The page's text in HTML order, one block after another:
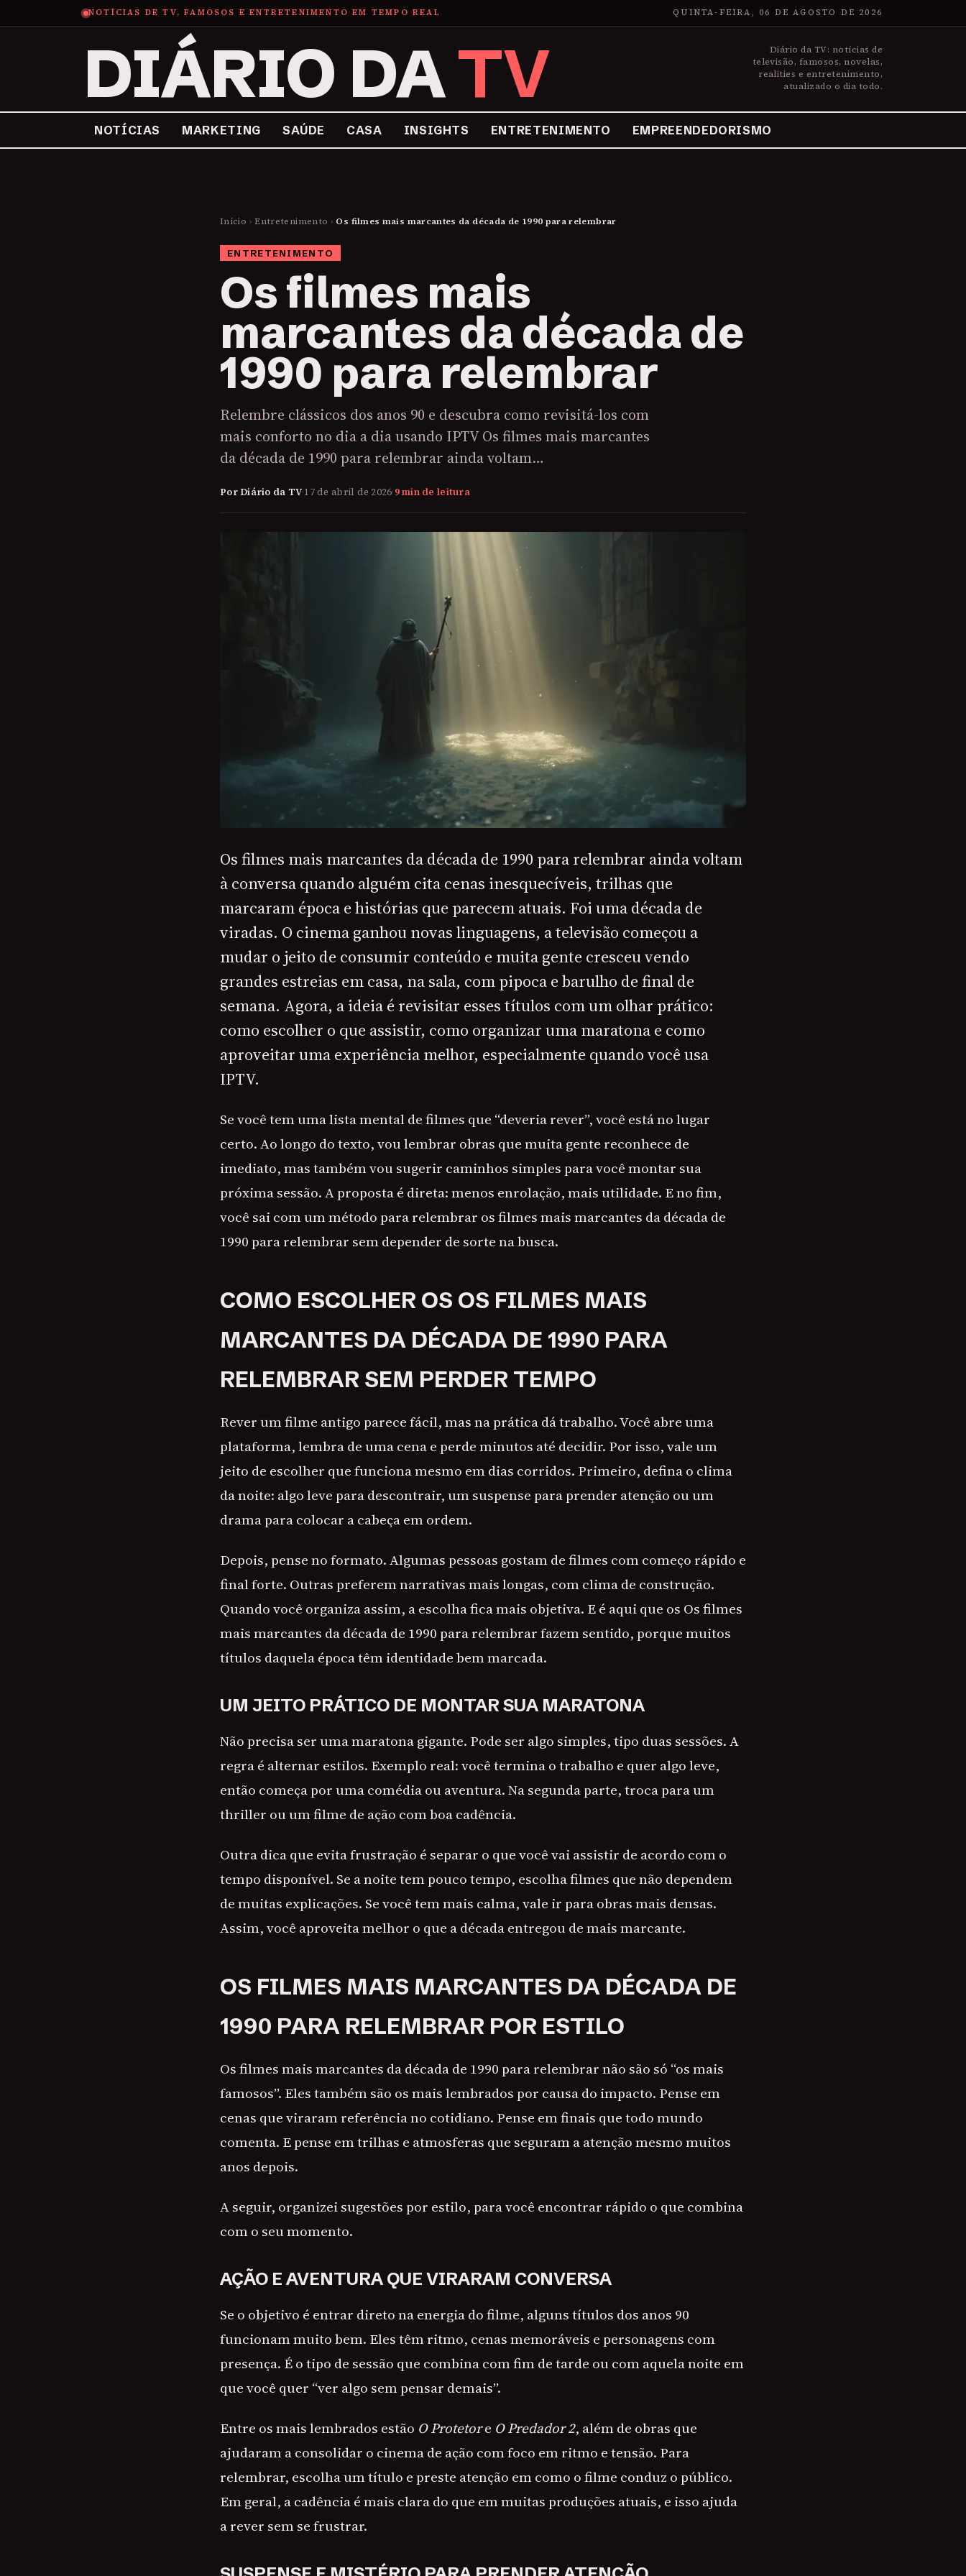
NOTÍCIAS DE TV, FAMOSOS E ENTRETENIMENTO EM TEMPO REAL QUINTA-FEIRA, 06 DE AGOSTO DE 2026
DIÁRIO DATV
Diário da TV: notícias de
televisão, famosos, novelas,
realities e entretenimento,
atualizado o dia todo.
NOTÍCIAS MARKETING SAÚDE CASA INSIGHTS ENTRETENIMENTO EMPREENDEDORISMO
Início › Entretenimento › Os filmes mais marcantes da década de 1990 para relembrar
ENTRETENIMENTO
Os filmes mais
marcantes da década de
1990 para relembrar
Relembre clássicos dos anos 90 e descubra como revisitá-los com
mais conforto no dia a dia usando IPTV Os filmes mais marcantes
da década de 1990 para relembrar ainda voltam…
Por Diário da TV·17 de abril de 2026·9 min de leitura
Os filmes mais marcantes da década de 1990 para relembrar ainda voltam
à conversa quando alguém cita cenas inesquecíveis, trilhas que
marcaram época e histórias que parecem atuais. Foi uma década de
viradas. O cinema ganhou novas linguagens, a televisão começou a
mudar o jeito de consumir conteúdo e muita gente cresceu vendo
grandes estreias em casa, na sala, com pipoca e barulho de final de
semana. Agora, a ideia é revisitar esses títulos com um olhar prático:
como escolher o que assistir, como organizar uma maratona e como
aproveitar uma experiência melhor, especialmente quando você usa
IPTV.
Se você tem uma lista mental de filmes que “deveria rever”, você está no lugar
certo. Ao longo do texto, vou lembrar obras que muita gente reconhece de
imediato, mas também vou sugerir caminhos simples para você montar sua
próxima sessão. A proposta é direta: menos enrolação, mais utilidade. E no fim,
você sai com um método para relembrar os filmes mais marcantes da década de
1990 para relembrar sem depender de sorte na busca.
COMO ESCOLHER OS OS FILMES MAIS
MARCANTES DA DÉCADA DE 1990 PARA
RELEMBRAR SEM PERDER TEMPO
Rever um filme antigo parece fácil, mas na prática dá trabalho. Você abre uma
plataforma, lembra de uma cena e perde minutos até decidir. Por isso, vale um
jeito de escolher que funciona mesmo em dias corridos. Primeiro, defina o clima
da noite: algo leve para descontrair, um suspense para prender atenção ou um
drama para colocar a cabeça em ordem.
Depois, pense no formato. Algumas pessoas gostam de filmes com começo rápido e
final forte. Outras preferem narrativas mais longas, com clima de construção.
Quando você organiza assim, a escolha fica mais objetiva. E é aqui que os Os filmes
mais marcantes da década de 1990 para relembrar fazem sentido, porque muitos
títulos daquela época têm identidade bem marcada.
UM JEITO PRÁTICO DE MONTAR SUA MARATONA
Não precisa ser uma maratona gigante. Pode ser algo simples, tipo duas sessões. A
regra é alternar estilos. Exemplo real: você termina o trabalho e quer algo leve,
então começa por uma comédia ou aventura. Na segunda parte, troca para um
thriller ou um filme de ação com boa cadência.
Outra dica que evita frustração é separar o que você vai assistir de acordo com o
tempo disponível. Se a noite tem pouco tempo, escolha filmes que não dependem
de muitas explicações. Se você tem mais calma, vale ir para obras mais densas.
Assim, você aproveita melhor o que a década entregou de mais marcante.
OS FILMES MAIS MARCANTES DA DÉCADA DE
1990 PARA RELEMBRAR POR ESTILO
Os filmes mais marcantes da década de 1990 para relembrar não são só “os mais
famosos”. Eles também são os mais lembrados por causa do impacto. Pense em
cenas que viraram referência no cotidiano. Pense em finais que todo mundo
comenta. E pense em trilhas e atmosferas que seguram a atenção mesmo muitos
anos depois.
A seguir, organizei sugestões por estilo, para você encontrar rápido o que combina
com o seu momento.
AÇÃO E AVENTURA QUE VIRARAM CONVERSA
Se o objetivo é entrar direto na energia do filme, alguns títulos dos anos 90
funcionam muito bem. Eles têm ritmo, cenas memoráveis e personagens com
presença. É o tipo de sessão que combina com fim de tarde ou com aquela noite em
que você quer “ver algo sem pensar demais”.
Entre os mais lembrados estão O Protetore O Predador 2, além de obras que
ajudaram a consolidar o cinema de ação com foco em ritmo e tensão. Para
relembrar, escolha um título e preste atenção em como o filme conduz o público.
Em geral, a cadência é mais clara do que em muitas produções atuais, e isso ajuda
a rever sem se frustrar.